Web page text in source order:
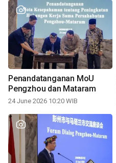
Penandatanganan MoU
Pengzhou dan Mataram
24 June 2026 10:20 WIB